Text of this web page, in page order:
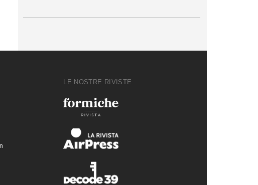
LE NOSTRE RIVISTE